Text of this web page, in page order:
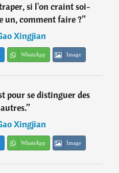
si l'on craint soi-
un, comment faire ?”
Xingjian
WhatsApp Image
pour se distinguer des
autres.”
Xingjian
WhatsApp Image